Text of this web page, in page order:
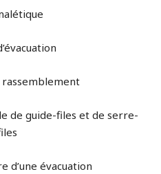
rassemblement
de guide-files et de serre-
d’une évacuation